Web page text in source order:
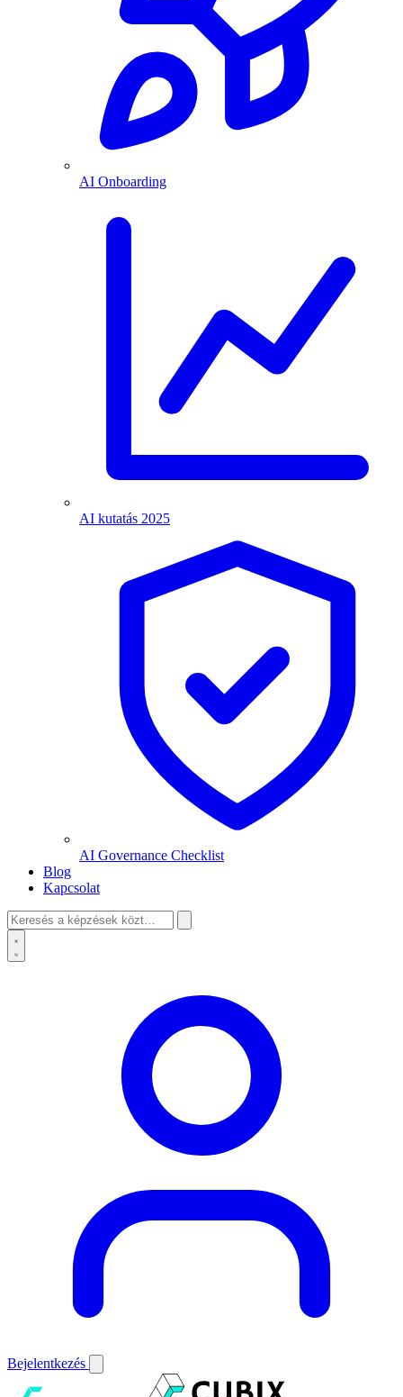
AI Onboarding
AI kutatás 2025
AI Governance Checklist
Blog
Kapcsolat
Bejelentkezés